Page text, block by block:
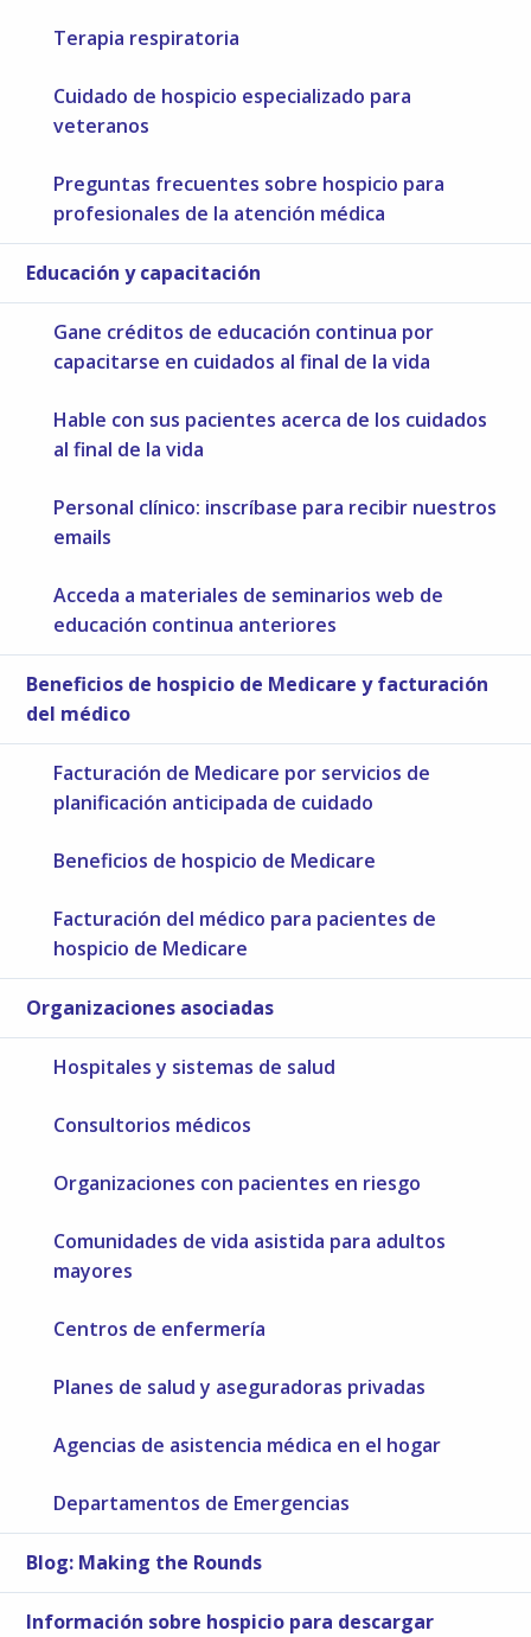
Terapia respiratoria
Cuidado de hospicio especializado para
veteranos
Preguntas frecuentes sobre hospicio para
profesionales de la atención médica
Educación y capacitación
Gane créditos de educación continua por
capacitarse en cuidados al final de la vida
Hable con sus pacientes acerca de los cuidados
al final de la vida
Personal clínico: inscríbase para recibir nuestros
emails
Acceda a materiales de seminarios web de
educación continua anteriores
Beneficios de hospicio de Medicare y facturación
del médico
Facturación de Medicare por servicios de
planificación anticipada de cuidado
Beneficios de hospicio de Medicare
Facturación del médico para pacientes de
hospicio de Medicare
Organizaciones asociadas
Hospitales y sistemas de salud
Consultorios médicos
Organizaciones con pacientes en riesgo
Comunidades de vida asistida para adultos
mayores
Centros de enfermería
Planes de salud y aseguradoras privadas
Agencias de asistencia médica en el hogar
Departamentos de Emergencias
Blog: Making the Rounds
Información sobre hospicio para descargar